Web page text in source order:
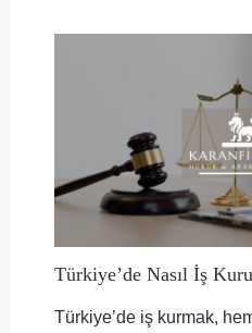
Türkiye’de Nasıl İş
Türkiye’de iş kurmak,